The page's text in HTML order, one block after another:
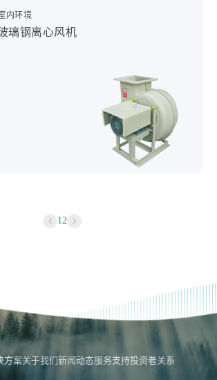
内环境
璃钢离心风机
12
方案关于我们新闻动态服务支持投资者关系